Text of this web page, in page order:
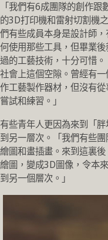
「我們有6成團隊的創作
的3D打印機和雷射切割機
們有些成員本身是設計師
何使用那些工具，但畢業
過的工藝技術，十分可惜
社會上這個空隙。曾經有
作工藝製作器材，但沒有
嘗試和練習。」
有些青年人更因為來到「
到另一層次。「我們有些
繪圖和畫插畫。來到這裏
繪圖，變成3D圖像，令本
到另一個層次。」